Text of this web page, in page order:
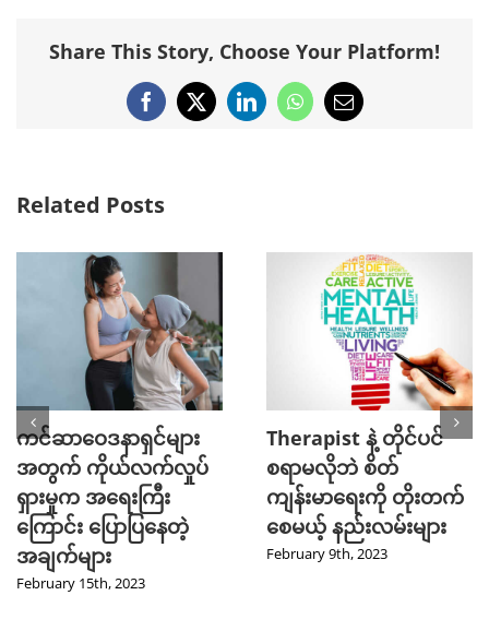
Share This Story, Choose Your Platform!
Facebook
X LinkedInWhatsApp
Email
Related Posts
ကင်ဆာဝေဒနာရှင်များ
အတွက် ကိုယ်လက်လှုပ်
ရှားမှုက အရေးကြီး
ကြောင်း ပြောပြနေတဲ့
အချက်များ
February 15th, 2023
Therapist နဲ့ တိုင်ပင်
စရာမလိုဘဲ စိတ်
ကျန်းမာရေးကို တိုးတက်
စေမယ့် နည်းလမ်းများ
February 9th, 2023